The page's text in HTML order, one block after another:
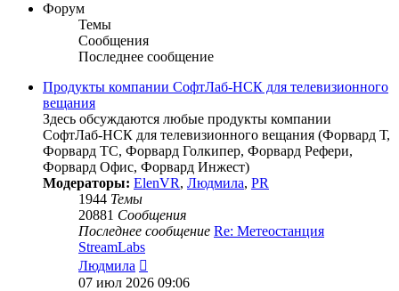
Форум
Темы
Сообщения
Последнее сообщение
Продукты компании СофтЛаб-НСК для телевизионного
вещания
Здесь обсуждаются любые продукты компании
СофтЛаб-НСК для телевизионного вещания (Форвард Т,
Форвард ТС, Форвард Голкипер, Форвард Рефери,
Форвард Офис, Форвард Инжест)
Модераторы: ElenVR, Людмила, PR
1944 Темы
20881 Сообщения
Последнее сообщение Re: Метеостанция
StreamLabs
Людмила
к
07 июл 2026 09:06